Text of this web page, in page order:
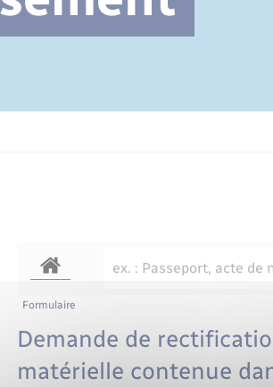
Formulaire
Demande de
matérielle contenue